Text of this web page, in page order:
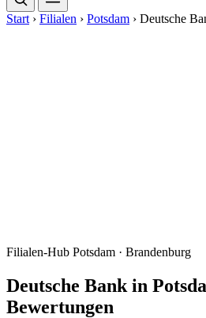
Start › Filialen › Potsdam › Deutsche
Filialen-Hub Potsdam · Brandenburg
Deutsche Bank in
Bewertungen